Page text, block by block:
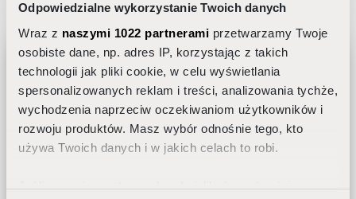
Odpowiedzialne wykorzystanie Twoich danych
Wraz z naszymi 1022 partnerami przetwarzamy Twoje
osobiste dane, np. adres IP, korzystając z takich
technologii jak pliki cookie, w celu wyświetlania
spersonalizowanych reklam i treści, analizowania tychże,
wychodzenia naprzeciw oczekiwaniom użytkowników i
rozwoju produktów. Masz wybór odnośnie tego, kto
używa Twoich danych i w jakich celach to robi.
Jeśli wyrazisz na to zgodę, chcielibyśmy również:
extract, Arnica montana flower extract, Inula
helenium extract, Alchemilla vulgaris extract,
Helichrysum arenarium flower extract, Solidago
virgaurea extract, Moringa oleifera seed oil,
Amaranthus cruentus seed oil, Borago officinalis
pepo seed oil, Rosa canina seed oil, Punica
Jak dobrać pielęgnację do rytmu
dobowego skóry?